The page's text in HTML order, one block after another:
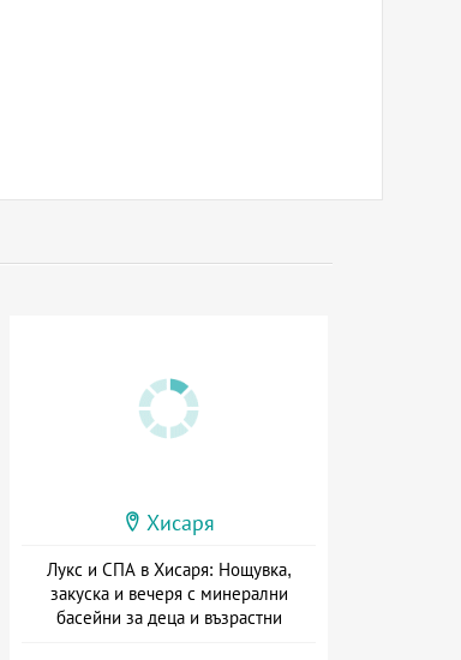
Хисаря
Лукс и СПА в Хисаря: Нощувка,
закуска и вечеря с минерални
басейни за деца и възрастни